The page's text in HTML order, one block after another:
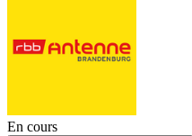
En cours